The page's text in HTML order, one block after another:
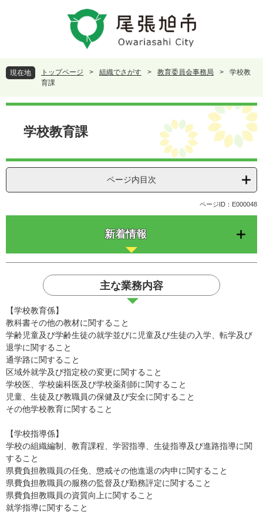
頭
で
。
飛
ば
て
現在地 トップページ > 組織でさがす > 教育委員会事務局 >
学校教
育課
本
学校教育課
ページ内目次
ページID：E000048
新着情報
主な業務内容
【学校教育係】
教科書その他の教材に関すること
学齢児童及び学齢生徒の就学並びに児童及び生徒の入学、転学及び
退学に関すること
通学路に関すること
区域外就学及び指定校の変更に関すること
学校医、学校歯科医及び学校薬剤師に関すること
児童、生徒及び教職員の保健及び安全に関すること
その他学校教育に関すること
【学校指導係】
学校の組織編制、教育課程、学習指導、生徒指導及び進路指導に関
すること
県費負担教職員の任免、懲戒その他進退の内申に関すること
県費負担教職員の服務の監督及び勤務評定に関すること
県費負担教職員の資質向上に関すること
就学指導に関すること